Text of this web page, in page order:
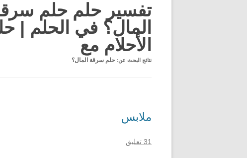
تفسير حلم حلم
المال؟ في الحلم |
الأحلام مع
نتائج البحث عن: حلم سرقة المال؟
ملابس
31 تعليق